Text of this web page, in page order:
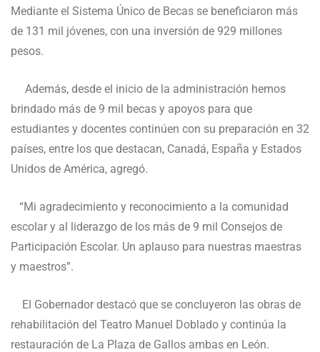
Mediante el Sistema Único de Becas se beneficiaron más
de 131 mil jóvenes, con una inversión de 929 millones
pesos.
Además, desde el inicio de la administración hemos
brindado más de 9 mil becas y apoyos para que
estudiantes y docentes continúen con su preparación en 32
países, entre los que destacan, Canadá, España y Estados
Unidos de América, agregó.
“Mi agradecimiento y reconocimiento a la comunidad
escolar y al liderazgo de los más de 9 mil Consejos de
Participación Escolar. Un aplauso para nuestras maestras
y maestros”.
El Gobernador destacó que se concluyeron las obras de
rehabilitación del Teatro Manuel Doblado y continúa la
restauración de La Plaza de Gallos ambas en León.